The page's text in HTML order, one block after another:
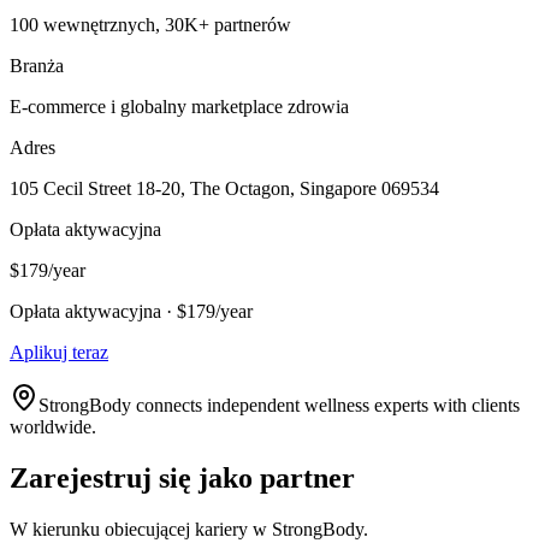
100 wewnętrznych, 30K+ partnerów
Branża
E-commerce i globalny marketplace zdrowia
Adres
105 Cecil Street 18-20, The Octagon, Singapore 069534
Opłata aktywacyjna
$179/year
Opłata aktywacyjna · $179/year
Aplikuj teraz
StrongBody connects independent wellness experts with clients
worldwide.
Zarejestruj się jako partner
W kierunku obiecującej kariery w StrongBody.